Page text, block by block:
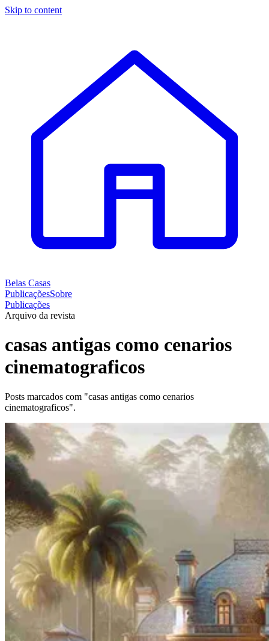
Skip to content
Belas Casas
PublicaçõesSobre
Publicações
Arquivo da revista
casas antigas como cenarios
cinematograficos
Posts marcados com "casas antigas como cenarios
cinematograficos".